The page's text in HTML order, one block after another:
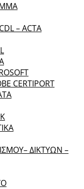
– ACTA
CERTIPORT
ΔΙΚΤΥΩΝ –